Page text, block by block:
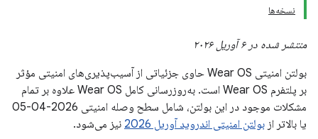
نسخه‌ها
منتشر شده در ۶ آوریل ۲۰۲۶
بولتن امنیتی Wear OS حاوی جزئیاتی از آسیب‌پذیری‌های امنیتی مؤثر
بر پلتفرم Wear OS است. به‌روزرسانی کامل Wear OS علاوه بر تمام
مشکلات موجود در این بولتن، شامل سطح وصله امنیتی 2026-04-05
یا بالاتر از بولتن امنیتی اندروید آوریل 2026
نیز می‌شود.